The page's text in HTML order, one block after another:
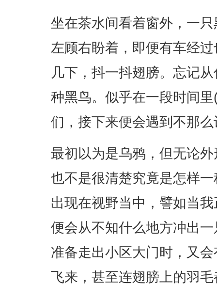
坐在茶水间看着窗外，一
左顾右盼着，即便有车经
几下，抖一抖翅膀。忘记
种黑鸟。似乎在一段时间
们，接下来便会遇到不那
最初以为是乌鸦，但无论
也不是很清楚究竟是怎样
出现在视野当中，譬如当
便会从不知什么地方冲出
准备走出小区大门时，又
飞来，甚至连翅膀上的羽